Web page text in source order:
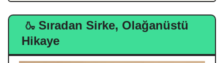
🍶 Sıradan Sirke, Olağanüstü
Hikaye